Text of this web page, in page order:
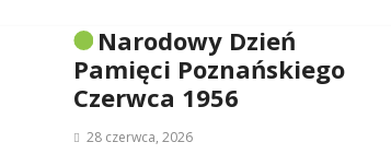
Narodowy Dzień
Pamięci Poznańskiego
Czerwca 1956
28 czerwca, 2026